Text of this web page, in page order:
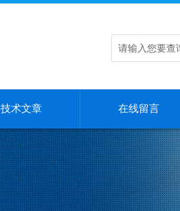
技术文章 在线留言